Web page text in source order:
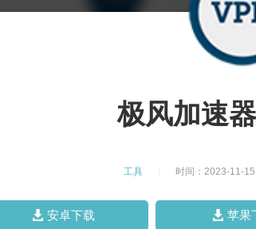
极风加速
工具 时间：2023-11-15
安卓下载 苹果